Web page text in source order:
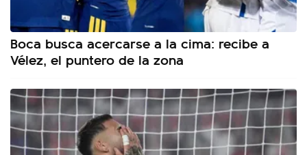
Boca busca acercarse a la cima: recibe a
Vélez, el puntero de la zona